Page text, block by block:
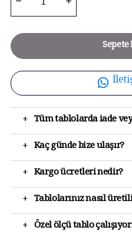
+ Tüm tablolarda iade
+ Kaç günde bize ulaşır?
+ Kargo ücretleri nedir?
+ Tablolarınız nasıl
+ Özel ölçü tablo